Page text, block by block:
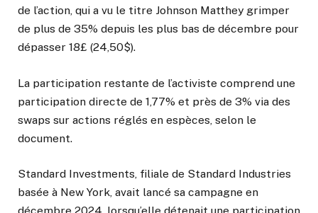
de l’action, qui a vu le titre Johnson Matthey grimper
de plus de 35% depuis les plus bas de décembre pour
dépasser 18£ (24,50$).
La participation restante de l’activiste comprend une
participation directe de 1,77% et près de 3% via des
swaps sur actions réglés en espèces, selon le
document.
Standard Investments, filiale de Standard Industries
basée à New York, avait lancé sa campagne en